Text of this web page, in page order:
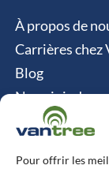
Pour offrir les
À propos de
Carrières chez
Blog
Nous joindre
Politique
Contact